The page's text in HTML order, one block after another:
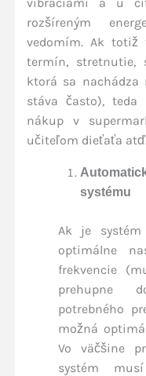
rozšíreným
vedomím. Ak totiž
termín, stretnutie,
ktorá sa
stáva často), teda
nákup v
učiteľom dieťaťa
systému
Ak je
optimálne
frekvencie
prehupne
potrebného
možná
Vo väčšine
systém